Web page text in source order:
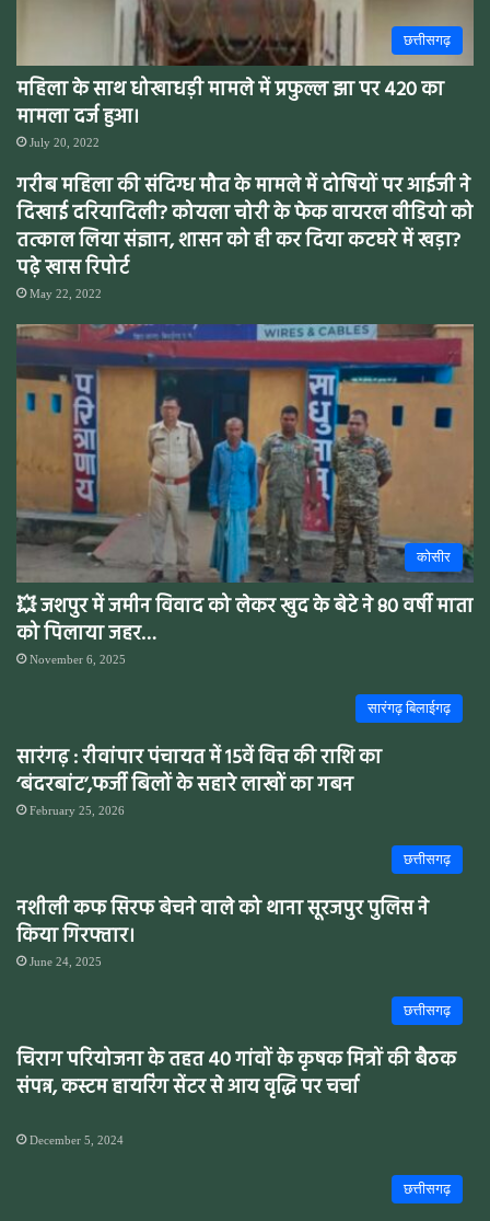
छत्तीसगढ़
महिला के साथ धोखाधड़ी मामले में प्रफुल्ल झा पर 420 का
मामला दर्ज हुआ।
July 20, 2022
गरीब महिला की संदिग्ध मौत के मामले में दोषियों पर आईजी ने
दिखाई दरियादिली? कोयला चोरी के फेक वायरल वीडियो को
तत्काल लिया संज्ञान, शासन को ही कर दिया कटघरे में खड़ा?
पढ़े खास रिपोर्ट
May 22, 2022
कोसीर
💥 जशपुर में जमीन विवाद को लेकर खुद के बेटे ने 80 वर्षी माता
को पिलाया जहर…
November 6, 2025
सारंगढ़ बिलाईगढ़
सारंगढ़ : रीवांपार पंचायत में 15वें वित्त की राशि का
‘बंदरबांट’,फर्जी बिलों के सहारे लाखों का गबन
February 25, 2026
छत्तीसगढ़
नशीली कफ सिरफ बेचने वाले को थाना सूरजपुर पुलिस ने
किया गिरफ्तार।
June 24, 2025
छत्तीसगढ़
चिराग परियोजना के तहत 40 गांवों के कृषक मित्रों की बैठक
संपन्न, कस्टम हायरिंग सेंटर से आय वृद्धि पर चर्चा
December 5, 2024
छत्तीसगढ़